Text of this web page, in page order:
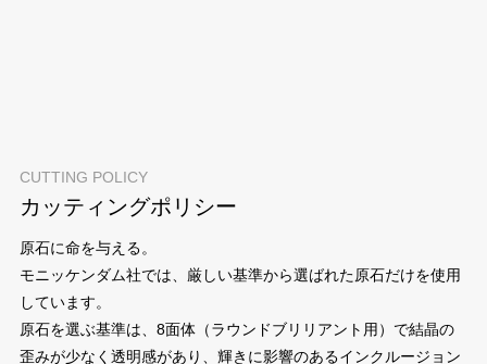
CUTTING POLICY
カッティングポリシー
原石に命を与える。
モニッケンダム社では、厳しい基準から選ばれた原石だけを使用
しています。
原石を選ぶ基準は、8面体（ラウンドブリリアント用）で結晶の
歪みが少なく透明感があり、輝きに影響のあるインクルージョン